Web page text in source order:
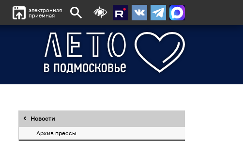
электронная
приемная
Новости
Архив прессы